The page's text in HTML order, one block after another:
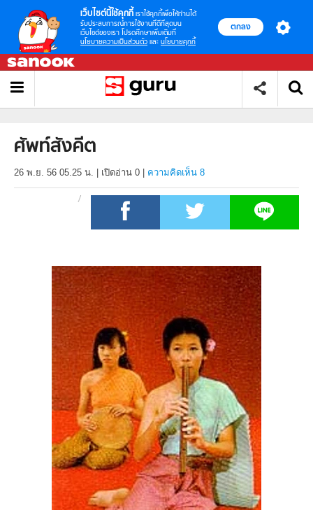
เว็บไซต์นี้ใช้คุกกี้ เราใช้คุกกี้เพื่อให้ท่านได้
รับประสบการณ์การใช้งานที่ดีที่สุดบน
เว็บไซต์ของเรา โปรดศึกษาเพิ่มเติมที่
นโยบายความเป็นส่วนตัว และ นโยบายคุกกี้
ตกลง
ศัพท์สังคีต
26 พ.ย. 56 05.25 น. เปิดอ่าน 0 ความคิดเห็น 8